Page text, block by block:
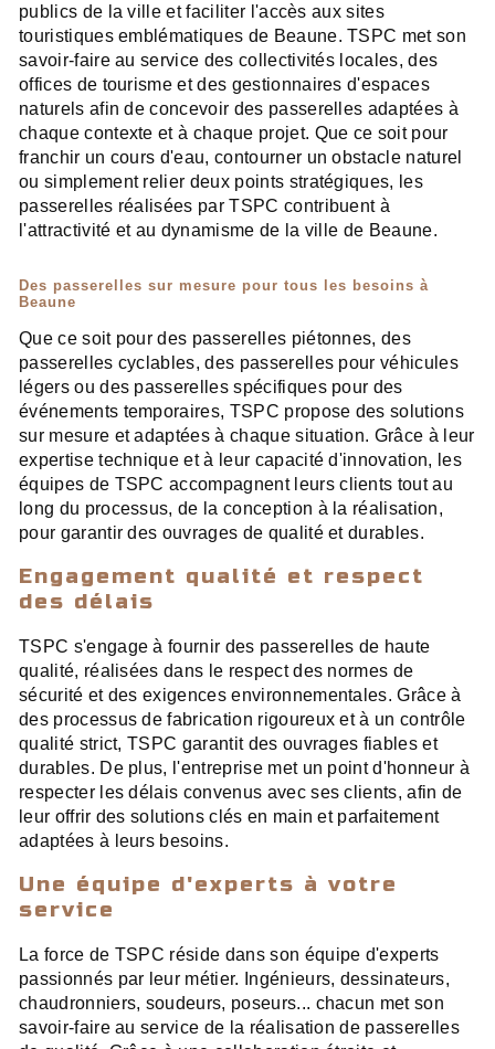
publics de la ville et faciliter l'accès aux sites
touristiques emblématiques de Beaune. TSPC met son
savoir-faire au service des collectivités locales, des
offices de tourisme et des gestionnaires d'espaces
naturels afin de concevoir des passerelles adaptées à
chaque contexte et à chaque projet. Que ce soit pour
franchir un cours d'eau, contourner un obstacle naturel
ou simplement relier deux points stratégiques, les
passerelles réalisées par TSPC contribuent à
l'attractivité et au dynamisme de la ville de Beaune.
Des passerelles sur mesure pour tous les besoins à
Beaune
Que ce soit pour des passerelles piétonnes, des
passerelles cyclables, des passerelles pour véhicules
légers ou des passerelles spécifiques pour des
événements temporaires, TSPC propose des solutions
sur mesure et adaptées à chaque situation. Grâce à leur
expertise technique et à leur capacité d'innovation, les
équipes de TSPC accompagnent leurs clients tout au
long du processus, de la conception à la réalisation,
pour garantir des ouvrages de qualité et durables.
Engagement qualité et respect
des délais
TSPC s'engage à fournir des passerelles de haute
qualité, réalisées dans le respect des normes de
sécurité et des exigences environnementales. Grâce à
des processus de fabrication rigoureux et à un contrôle
qualité strict, TSPC garantit des ouvrages fiables et
durables. De plus, l'entreprise met un point d'honneur à
respecter les délais convenus avec ses clients, afin de
leur offrir des solutions clés en main et parfaitement
adaptées à leurs besoins.
Une équipe d'experts à votre
service
La force de TSPC réside dans son équipe d'experts
passionnés par leur métier. Ingénieurs, dessinateurs,
chaudronniers, soudeurs, poseurs... chacun met son
savoir-faire au service de la réalisation de passerelles